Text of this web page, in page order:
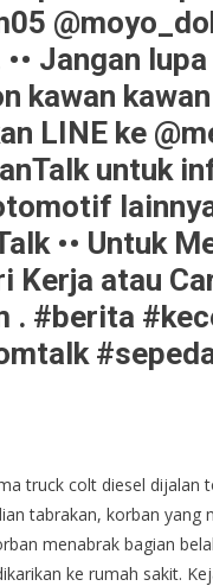
Jangan
kawan
LINE ke
untuk
•• Untuk
Kerja atau
. #berita
truck colt diesel dijalan
tabrakan, korban
menabrak bagian
ke rumah sakit.